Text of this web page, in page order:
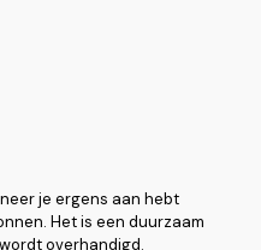
je ergens aan hebt
Het is een duurzaam
overhandigd.